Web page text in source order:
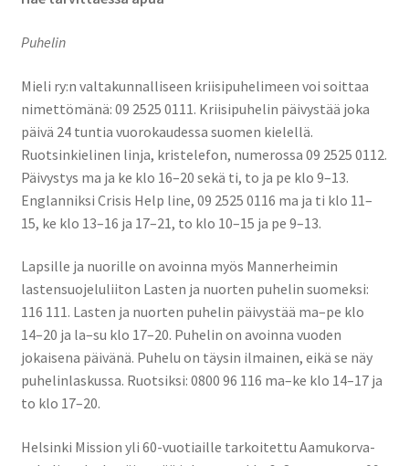
Puhelin
Mieli ry:n valtakunnalliseen kriisipuhelimeen voi soittaa
nimettömänä: 09 2525 0111. Kriisipuhelin päivystää joka
päivä 24 tuntia vuorokaudessa suomen kielellä.
Ruotsinkielinen linja, kristelefon, numerossa 09 2525 0112.
Päivystys ma ja ke klo 16–20 sekä ti, to ja pe klo 9–13.
Englanniksi Crisis Help line, 09 2525 0116 ma ja ti klo 11–
15, ke klo 13–16 ja 17–21, to klo 10–15 ja pe 9–13.
Lapsille ja nuorille on avoinna myös Mannerheimin
lastensuojeluliiton Lasten ja nuorten puhelin suomeksi:
116 111. Lasten ja nuorten puhelin päivystää ma–pe klo
14–20 ja la–su klo 17–20. Puhelin on avoinna vuoden
jokaisena päivänä. Puhelu on täysin ilmainen, eikä se näy
puhelinlaskussa. Ruotsiksi: 0800 96 116 ma–ke klo 14–17 ja
to klo 17–20.
Helsinki Mission yli 60-vuotiaille tarkoitettu Aamukorva-